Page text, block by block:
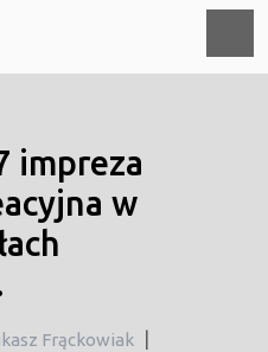
impreza
w
Frąckowiak